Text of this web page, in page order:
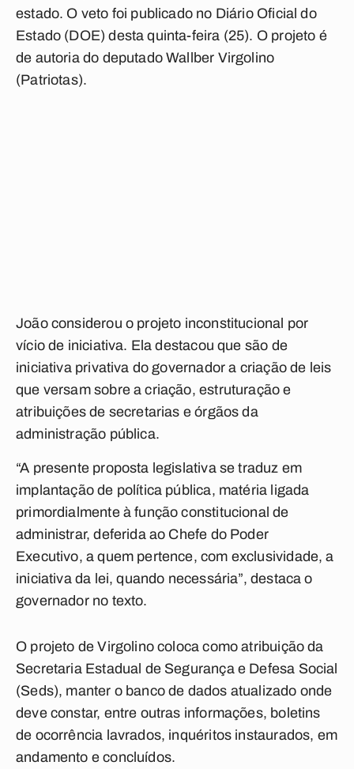
estado. O veto foi publicado no Diário Oficial do
Estado (DOE) desta quinta-feira (25). O projeto é
de autoria do deputado Wallber Virgolino
(Patriotas).
João considerou o projeto inconstitucional por
vício de iniciativa. Ela destacou que são de
iniciativa privativa do governador a criação de leis
que versam sobre a criação, estruturação e
atribuições de secretarias e órgãos da
administração pública.
“A presente proposta legislativa se traduz em
implantação de política pública, matéria ligada
primordialmente à função constitucional de
administrar, deferida ao Chefe do Poder
Executivo, a quem pertence, com exclusividade, a
iniciativa da lei, quando necessária”, destaca o
governador no texto.
O projeto de Virgolino coloca como atribuição da
Secretaria Estadual de Segurança e Defesa Social
(Seds), manter o banco de dados atualizado onde
deve constar, entre outras informações, boletins
de ocorrência lavrados, inquéritos instaurados, em
andamento e concluídos.